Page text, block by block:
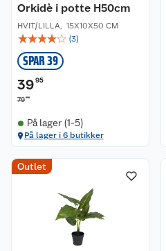
Orkidè i potte H50cm
HVIT/LILLA, 15X10X50 CM
☆☆☆☆☆ (3)
SPAR 39
3995
7990
På lager (1-5)
På lager i 6 butikker
Outlet